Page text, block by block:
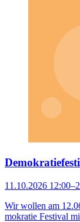
11.10.2026
Wir wollen am
mo­kratie Festival